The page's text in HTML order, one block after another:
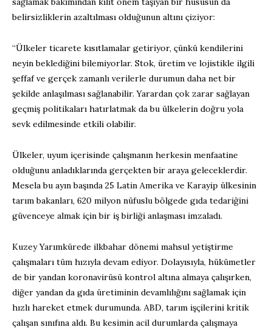
belirsizliklerin azaltılması olduğunun altını çiziyor:
“Ülkeler ticarete kısıtlamalar getiriyor, çünkü kendilerini
neyin beklediğini bilemiyorlar. Stok, üretim ve lojistikle ilgili
şeffaf ve gerçek zamanlı verilerle durumun daha net bir
şekilde anlaşılması sağlanabilir. Yarardan çok zarar sağlayan
geçmiş politikaları hatırlatmak da bu ülkelerin doğru yola
sevk edilmesinde etkili olabilir.
Ülkeler, uyum içerisinde çalışmanın herkesin menfaatine
olduğunu anladıklarında gerçekten bir araya geleceklerdir.
Mesela bu ayın başında 25 Latin Amerika ve Karayip ülkesinin
tarım bakanları, 620 milyon nüfuslu bölgede gıda tedariğini
güvenceye almak için bir iş birliği anlaşması imzaladı.
Kuzey Yarımkürede ilkbahar dönemi mahsul yetiştirme
çalışmaları tüm hızıyla devam ediyor. Dolayısıyla, hükümetler
de bir yandan koronavirüsü kontrol altına almaya çalışırken,
diğer yandan da gıda üretiminin devamlılığını sağlamak için
hızlı hareket etmek durumunda. ABD, tarım işçilerini kritik
çalışan sınıfına aldı. Bu kesimin acil durumlarda çalışmaya